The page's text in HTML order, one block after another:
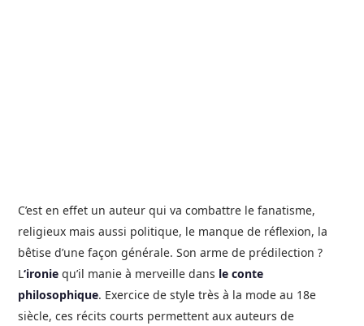
C’est en effet un auteur qui va combattre le fanatisme,
religieux mais aussi politique, le manque de réflexion, la
bêtise d’une façon générale. Son arme de prédilection ?
L‘ironie qu’il manie à merveille dans le conte
philosophique. Exercice de style très à la mode au 18e
siècle, ces récits courts permettent aux auteurs de